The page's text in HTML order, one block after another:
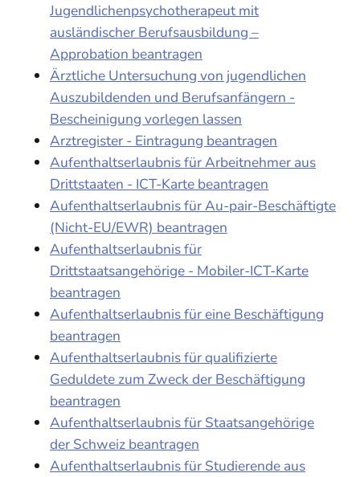
Jugendlichenpsychotherapeut mit
ausländischer Berufsausbildung –
Approbation beantragen
Ärztliche Untersuchung von jugendlichen
Auszubildenden und Berufsanfängern -
Bescheinigung vorlegen lassen
Arztregister - Eintragung beantragen
Aufenthaltserlaubnis für Arbeitnehmer aus
Drittstaaten - ICT-Karte beantragen
Aufenthaltserlaubnis für Au-pair-Beschäftigte
(Nicht-EU/EWR) beantragen
Aufenthaltserlaubnis für
Drittstaatsangehörige - Mobiler-ICT-Karte
beantragen
Aufenthaltserlaubnis für eine Beschäftigung
beantragen
Aufenthaltserlaubnis für qualifizierte
Geduldete zum Zweck der Beschäftigung
beantragen
Aufenthaltserlaubnis für Staatsangehörige
der Schweiz beantragen
Aufenthaltserlaubnis für Studierende aus